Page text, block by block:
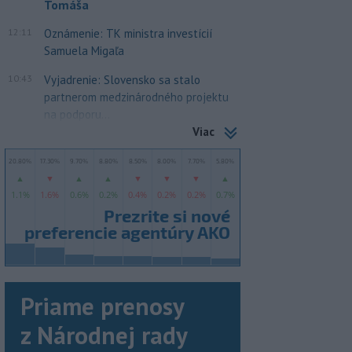
Tomáša
12:11
Oznámenie: TK ministra investícií
Samuela Migaľa
10:43
Vyjadrenie: Slovensko sa stalo
partnerom medzinárodného projektu
na podporu...
Viac
Priame prenosy
z Národnej rady